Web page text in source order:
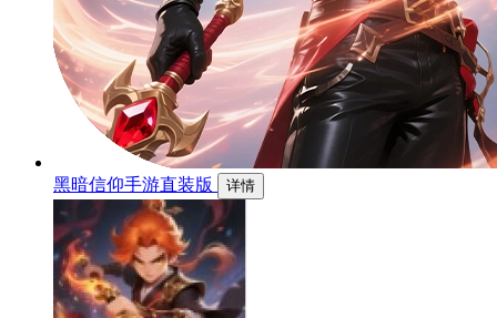
黑暗信仰手游直装版 详情